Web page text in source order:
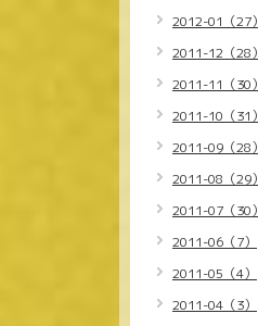
2012-01（27）
2011-12（28）
2011-11（30）
2011-10（31）
2011-09（28）
2011-08（29）
2011-07（30）
2011-06（7）
2011-05（4）
2011-04（3）